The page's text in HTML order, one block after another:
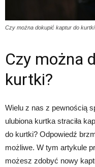
Czy można dokupić kaptur do
Czy można
kurtki?
Wielu z nas z pewnością
ulubiona kurtka straciła
do kurtki? Odpowiedź
możliwe. W tym artykule
możesz zdobyć nowy